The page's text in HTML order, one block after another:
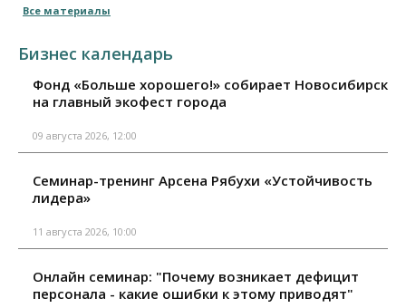
Все материалы
Бизнес календарь
Фонд «Больше хорошего!» собирает Новосибирск
на главный экофест города
09 августа 2026, 12:00
Семинар-тренинг Арсена Рябухи «Устойчивость
лидера»
11 августа 2026, 10:00
Онлайн семинар: "Почему возникает дефицит
персонала - какие ошибки к этому приводят"